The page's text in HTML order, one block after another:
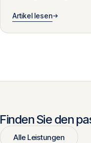
Artikel lesen
Finden Sie den
Alle Leistungen